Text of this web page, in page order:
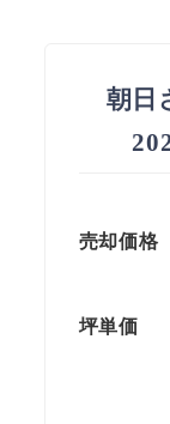
朝日
売却価
坪単価